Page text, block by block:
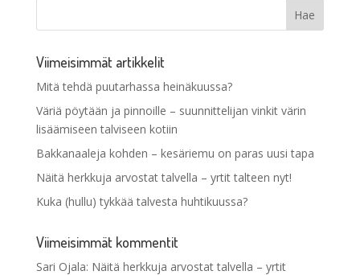
Viimeisimmät artikkelit
Mitä tehdä puutarhassa heinäkuussa?
Väriä pöytään ja pinnoille – suunnittelijan vinkit värin
lisäämiseen talviseen kotiin
Bakkanaaleja kohden – kesäriemu on paras uusi tapa
Näitä herkkuja arvostat talvella – yrtit talteen nyt!
Kuka (hullu) tykkää talvesta huhtikuussa?
Viimeisimmät kommentit
Sari Ojala: Näitä herkkuja arvostat talvella – yrtit